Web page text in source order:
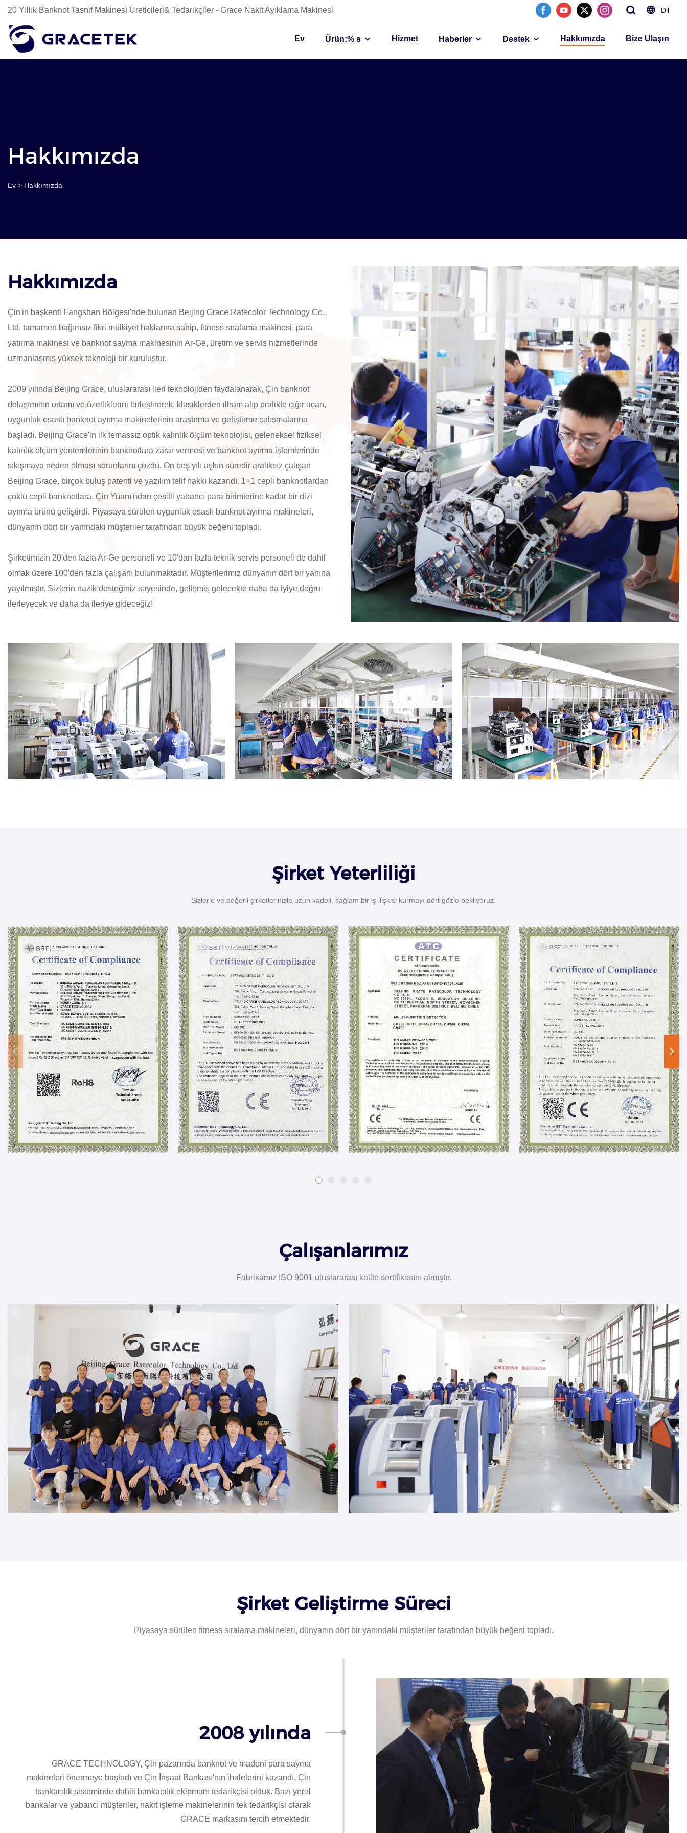
20 Yıllık Banknot Tasnif Makinesi Üreticileri& Tedarikçiler - Grace Nakit Ayıklama Makinesi Dil
Ev Ürün:% s Hizmet Haberler Destek Hakkımızda Bize Ulaşın
Hakkımızda
Ev > Hakkımızda
Hakkımızda
Çin'in başkenti Fangshan Bölgesi'nde bulunan Beijing Grace Ratecolor Technology Co.,
Ltd, tamamen bağımsız fikri mülkiyet haklarına sahip, fitness sıralama makinesi, para
yatırma makinesi ve banknot sayma makinesinin Ar-Ge, üretim ve servis hizmetlerinde
uzmanlaşmış yüksek teknoloji bir kuruluştur.
2009 yılında Beijing Grace, uluslararası ileri teknolojiden faydalanarak, Çin banknot
dolaşımının ortamı ve özelliklerini birleştirerek, klasiklerden ilham alıp pratikte çığır açan,
uygunluk esaslı banknot ayırma makinelerinin araştırma ve geliştirme çalışmalarına
başladı. Beijing Grace'in ilk temassız optik kalınlık ölçüm teknolojisi, geleneksel fiziksel
kalınlık ölçüm yöntemlerinin banknotlara zarar vermesi ve banknot ayırma işlemlerinde
sıkışmaya neden olması sorunlarını çözdü. On beş yılı aşkın süredir aralıksız çalışan
Beijing Grace, birçok buluş patenti ve yazılım telif hakkı kazandı. 1+1 cepli banknotlardan
çoklu cepli banknotlara, Çin Yuanı'ndan çeşitli yabancı para birimlerine kadar bir dizi
ayırma ürünü geliştirdi. Piyasaya sürülen uygunluk esaslı banknot ayırma makineleri,
dünyanın dört bir yanındaki müşteriler tarafından büyük beğeni topladı.
Şirketimizin 20'den fazla Ar-Ge personeli ve 10'dan fazla teknik servis personeli de dahil
olmak üzere 100'den fazla çalışanı bulunmaktadır. Müşterilerimiz dünyanın dört bir yanına
yayılmıştır. Sizlerin nazik desteğiniz sayesinde, gelişmiş gelecekte daha da iyiye doğru
ilerleyecek ve daha da ileriye gideceğiz!
Şirket Yeterliliği
Sizlerle ve değerli şirketlerinizle uzun vadeli, sağlam bir iş ilişkisi kurmayı dört gözle bekliyoruz.
Çalışanlarımız
Fabrikamız ISO 9001 uluslararası kalite sertifikasını almıştır.
Şirket Geliştirme Süreci
Piyasaya sürülen fitness sıralama makineleri, dünyanın dört bir yanındaki müşteriler tarafından büyük beğeni topladı.
2008 yılında
GRACE TECHNOLOGY, Çin pazarında banknot ve madeni para sayma
makineleri önermeye başladı ve Çin İnşaat Bankası'nın ihalelerini kazandı. Çin
bankacılık sisteminde dahili bankacılık ekipmanı tedarikçisi olduk. Bazı yerel
bankalar ve yabancı müşteriler, nakit işleme makinelerinin tek tedarikçisi olarak
GRACE markasını tercih etmektedir.